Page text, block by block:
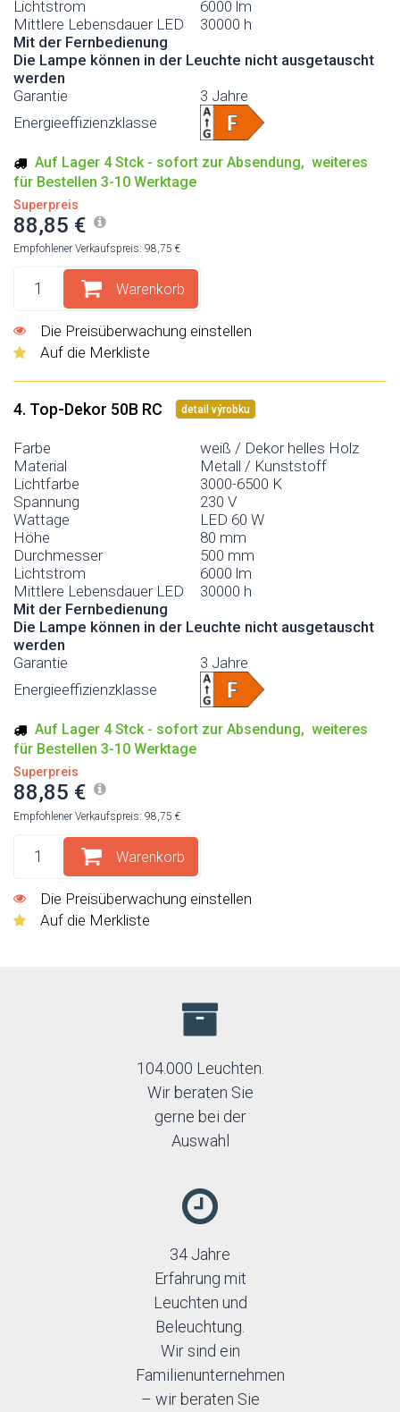
Lichtstrom
6000 lm
Mittlere Lebensdauer LED
30000 h
Mit der Fernbedienung
Die Lampe können in der Leuchte nicht ausgetauscht
werden
Garantie
3 Jahre
Energieeffizienzklasse
Auf Lager 4 Stck - sofort zur Absendung, weiteres
für Bestellen 3-10 Werktage
Superpreis
88,85 €
Empfohlener Verkaufspreis: 98,75 €
Warenkorb
Die Preisüberwachung einstellen
Auf die Merkliste
4. Top-Dekor 50B RC detail výrobku
Farbe
weiß / Dekor helles Holz
Material
Metall / Kunststoff
Lichtfarbe
3000-6500 K
Spannung
230 V
Wattage
LED 60 W
Höhe
80 mm
Durchmesser
500 mm
Lichtstrom
6000 lm
Mittlere Lebensdauer LED
30000 h
Mit der Fernbedienung
Die Lampe können in der Leuchte nicht ausgetauscht
werden
Garantie
3 Jahre
Energieeffizienzklasse
Auf Lager 4 Stck - sofort zur Absendung, weiteres
für Bestellen 3-10 Werktage
Superpreis
88,85 €
Empfohlener Verkaufspreis: 98,75 €
Warenkorb
Die Preisüberwachung einstellen
Auf die Merkliste
104.000 Leuchten.
Wir beraten Sie
gerne bei der
Auswahl
34 Jahre
Erfahrung mit
Leuchten und
Beleuchtung.
Wir sind ein
Familienunternehmen
– wir beraten Sie